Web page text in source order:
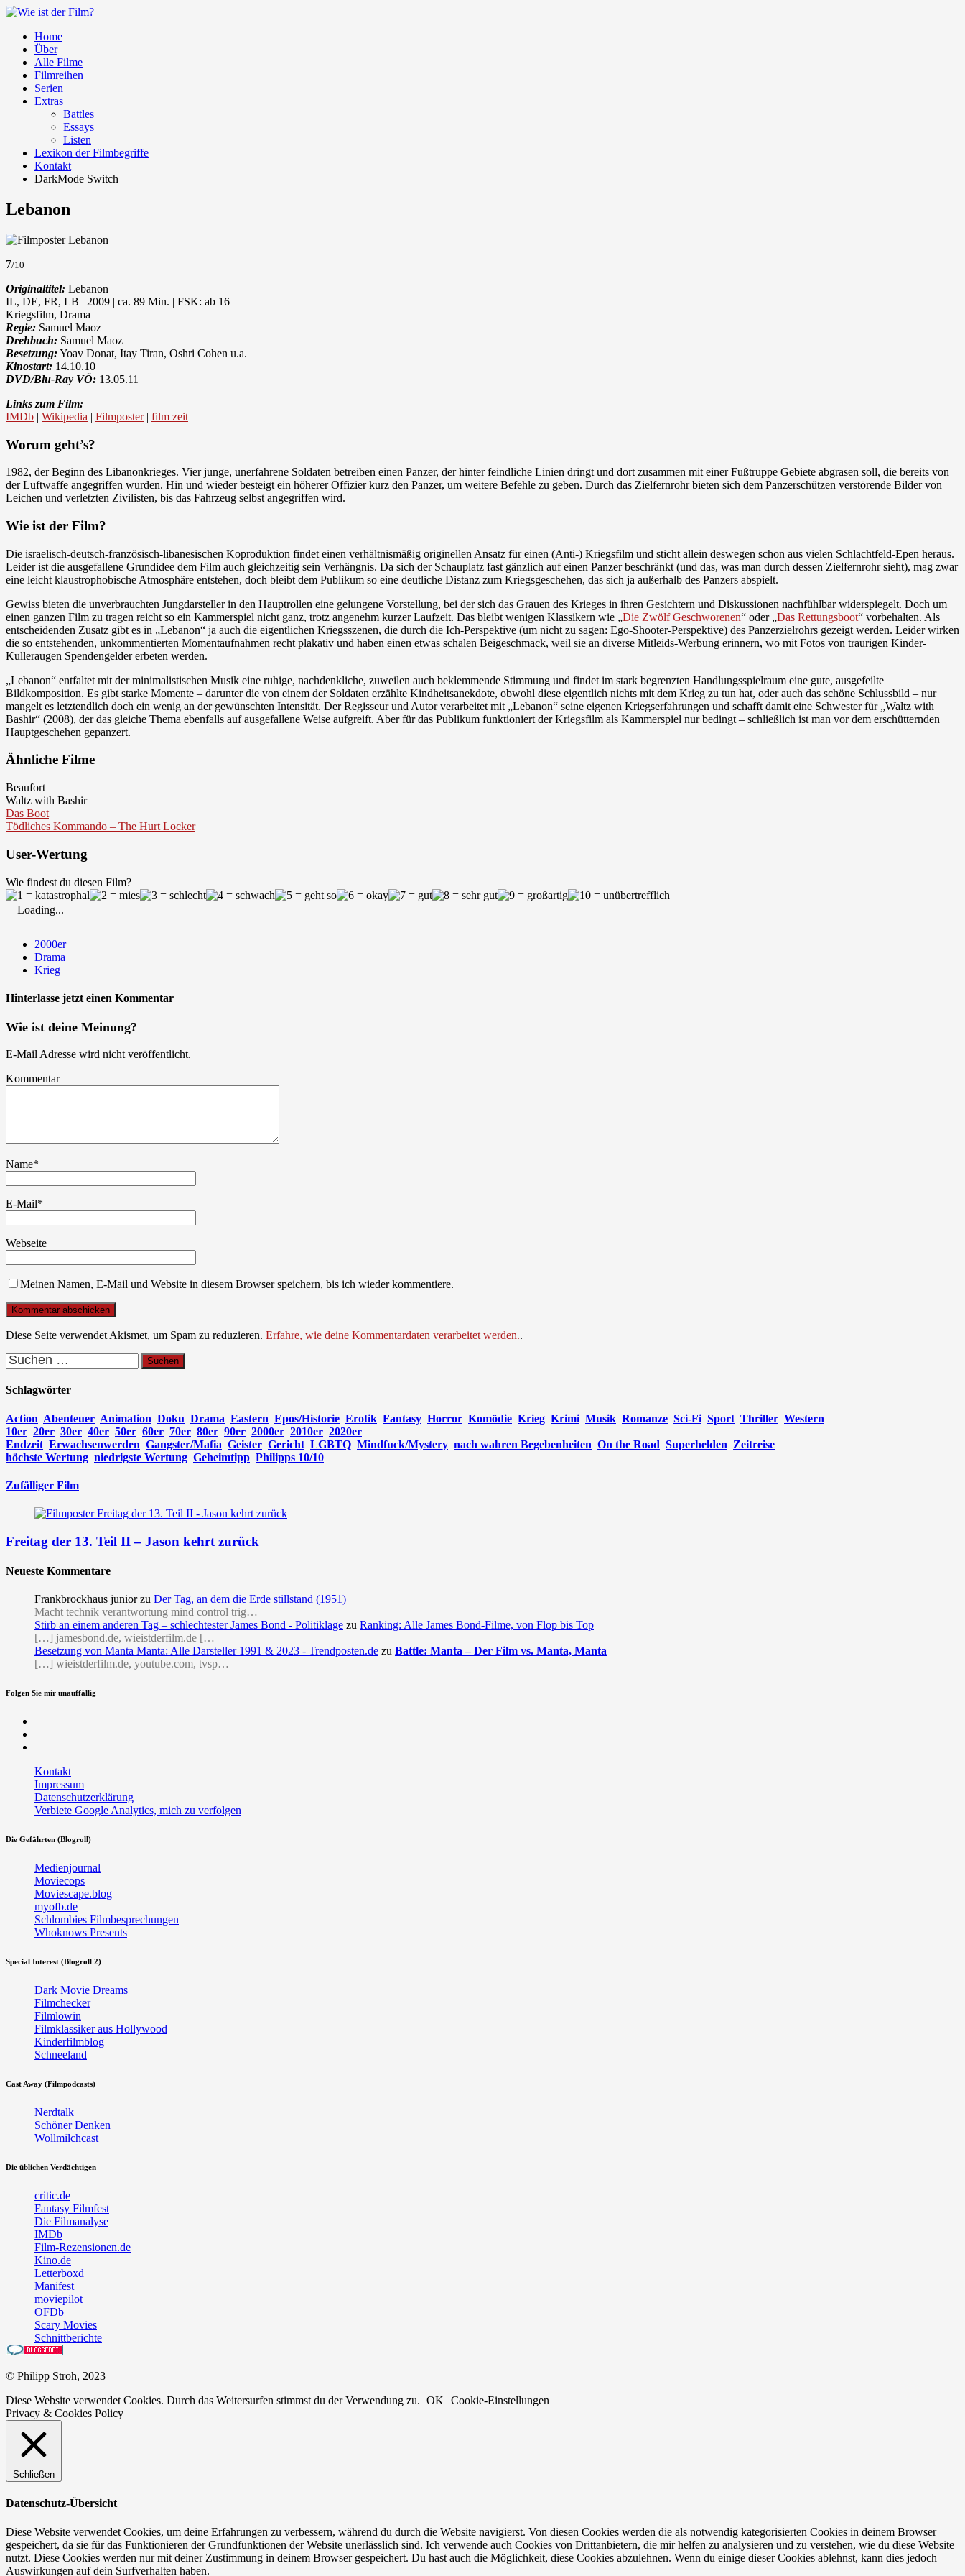
Home
Über
Alle Filme
Filmreihen
Serien
Extras
Battles
Essays
Listen
Lexikon der Filmbegriffe
Kontakt
DarkMode Switch
Lebanon
7/10
Originaltitel: Lebanon
IL, DE, FR, LB | 2009 | ca. 89 Min. | FSK: ab 16
Kriegsfilm, Drama
Regie: Samuel Maoz
Drehbuch: Samuel Maoz
Besetzung:Yoav Donat, Itay Tiran, Oshri Cohen u.a.
Kinostart: 14.10.10
DVD/Blu-Ray VÖ: 13.05.11
Links zum Film:
IMDb | Wikipedia | Filmposter| film zeit
Worum geht’s?
1982, der Beginn des Libanonkrieges. Vier junge, unerfahrene Soldaten betreiben einen Panzer, der hinter feindliche Linien dringt und dort zusammen mit einer Fußtruppe Gebiete abgrasen soll, die bereits von
der Luftwaffe angegriffen wurden. Hin und wieder besteigt ein höherer Offizier kurz den Panzer, um weitere Befehle zu geben. Durch das Zielfernrohr bieten sich dem Panzerschützen verstörende Bilder von
Leichen und verletzten Zivilisten, bis das Fahrzeug selbst angegriffen wird.
Wie ist der Film?
Die israelisch-deutsch-französisch-libanesischen Koproduktion findet einen verhältnismäßig originellen Ansatz für einen (Anti-) Kriegsfilm und sticht allein deswegen schon aus vielen Schlachtfeld-Epen heraus.
Leider ist die ausgefallene Grundidee dem Film auch gleichzeitig sein Verhängnis. Da sich der Schauplatz fast gänzlich auf einen Panzer beschränkt (und das, was man durch dessen Zielfernrohr sieht), mag zwar
eine leicht klaustrophobische Atmosphäre entstehen, doch bleibt dem Publikum so eine deutliche Distanz zum Kriegsgeschehen, das sich ja außerhalb des Panzers abspielt.
Gewiss bieten die unverbrauchten Jungdarsteller in den Hauptrollen eine gelungene Vorstellung, bei der sich das Grauen des Krieges in ihren Gesichtern und Diskussionen nachfühlbar widerspiegelt. Doch um
einen ganzen Film zu tragen reicht so ein Kammerspiel nicht ganz, trotz angenehm kurzer Laufzeit. Das bleibt wenigen Klassikern wie „Die Zwölf Geschworenen“ oder „Das Rettungsboot“ vorbehalten. Als
entscheidenden Zusatz gibt es in „Lebanon“ ja auch die eigentlichen Kriegsszenen, die durch die Ich-Perspektive (um nicht zu sagen: Ego-Shooter-Perspektive) des Panzerzielrohrs gezeigt werden. Leider wirken
die so entstehenden, unkommentierten Momentaufnahmen recht plakativ und haben einen etwas schalen Beigeschmack, weil sie an diverse Mitleids-Werbung erinnern, wo mit Fotos von traurigen Kinder-
Kulleraugen Spendengelder erbeten werden.
„Lebanon“ entfaltet mit der minimalistischen Musik eine ruhige, nachdenkliche, zuweilen auch beklemmende Stimmung und findet im stark begrenzten Handlungsspielraum eine gute, ausgefeilte
Bildkomposition. Es gibt starke Momente – darunter die von einem der Soldaten erzählte Kindheitsanekdote, obwohl diese eigentlich nichts mit dem Krieg zu tun hat, oder auch das schöne Schlussbild – nur
mangelt es letztendlich doch ein wenig an der gewünschten Intensität. Der Regisseur und Autor verarbeitet mit „Lebanon“ seine eigenen Kriegserfahrungen und schafft damit eine Schwester für „Waltz with
Bashir“ (2008), der das gleiche Thema ebenfalls auf ausgefallene Weise aufgreift. Aber für das Publikum funktioniert der Kriegsfilm als Kammerspiel nur bedingt – schließlich ist man vor dem erschütternden
Hauptgeschehen gepanzert.
Ähnliche Filme
Beaufort
Waltz with Bashir
Das Boot
Tödliches Kommando – The Hurt Locker
User-Wertung
Wie findest du diesen Film?
Loading...
2000er
Drama
Krieg
Hinterlasse jetzt einen Kommentar
Wie ist deine Meinung?
E-Mail Adresse wird nicht veröffentlicht.
Kommentar
Name*
E-Mail*
Webseite
Meinen Namen, E-Mail und Website in diesem Browser speichern, bis ich wieder kommentiere.
Diese Seite verwendet Akismet, um Spam zu reduzieren. Erfahre, wie deine Kommentardaten verarbeitet werden..
Suchen
nach:
Schlagwörter
Action Abenteuer Animation Doku Drama Eastern Epos/Historie Erotik Fantasy Horror Komödie Krieg Krimi Musik Romanze Sci-Fi Sport Thriller Western
10er 20er 30er 40er 50er 60er 70er 80er 90er 2000er 2010er 2020er
Endzeit Erwachsenwerden Gangster/Mafia Geister Gericht LGBTQ Mindfuck/Mystery nach wahren Begebenheiten On the Road Superhelden Zeitreise
höchste Wertung niedrigste Wertung Geheimtipp Philipps 10/10
Zufälliger Film
Freitag der 13. Teil II – Jason kehrt zurück
Neueste Kommentare
Frankbrockhaus junior zu Der Tag, an dem die Erde stillstand (1951)
Macht technik verantwortung mind control trig…
Stirb an einem anderen Tag – schlechtester James Bond - Politiklage zu Ranking: Alle James Bond-Filme, von Flop bis Top
[…] jamesbond.de, wieistderfilm.de […
Besetzung von Manta Manta: Alle Darsteller 1991 & 2023 - Trendposten.de zu Battle: Manta – Der Film vs. Manta, Manta
[…] wieistderfilm.de, youtube.com, tvsp…
Folgen Sie mir unauffällig
Kontakt
Impressum
Datenschutzerklärung
Verbiete Google Analytics, mich zu verfolgen
Die Gefährten (Blogroll)
Medienjournal
Moviecops
Moviescape.blog
myofb.de
Schlombies Filmbesprechungen
Whoknows Presents
Special Interest (Blogroll 2)
Dark Movie Dreams
Filmchecker
Filmlöwin
Filmklassiker aus Hollywood
Kinderfilmblog
Schneeland
Cast Away (Filmpodcasts)
Nerdtalk
Schöner Denken
Wollmilchcast
Die üblichen Verdächtigen
critic.de
Fantasy Filmfest
Die Filmanalyse
IMDb
Film-Rezensionen.de
Kino.de
Letterboxd
Manifest
moviepilot
OFDb
Scary Movies
Schnittberichte
© Philipp Stroh, 2023
Diese Website verwendet Cookies. Durch das Weitersurfen stimmst du der Verwendung zu. OK
Cookie-Einstellungen
Privacy & Cookies Policy
Schließen
Datenschutz-Übersicht
Diese Website verwendet Cookies, um deine Erfahrungen zu verbessern, während du durch die Website navigierst. Von diesen Cookies werden die als notwendig kategorisierten Cookies in deinem Browser
gespeichert, da sie für das Funktionieren der Grundfunktionen der Website unerlässlich sind. Ich verwende auch Cookies von Drittanbietern, die mir helfen zu analysieren und zu verstehen, wie du diese Website
nutzt. Diese Cookies werden nur mit deiner Zustimmung in deinem Browser gespeichert. Du hast auch die Möglichkeit, diese Cookies abzulehnen. Wenn du einige dieser Cookies ablehnst, kann dies jedoch
Auswirkungen auf dein Surfverhalten haben.